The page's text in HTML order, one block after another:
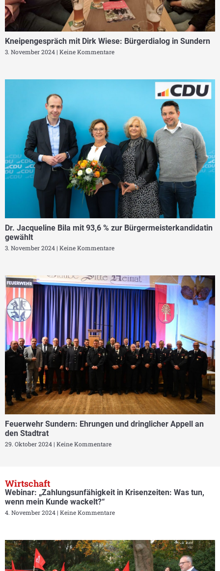
Kneipengespräch mit Dirk Wiese: Bürgerdialog in Sundern
3. November 2024 Keine Kommentare
Dr. Jacqueline Bila mit 93,6 % zur Bürgermeisterkandidatin
gewählt
3. November 2024 Keine Kommentare
Feuerwehr Sundern: Ehrungen und dringlicher Appell an
den Stadtrat
29. Oktober 2024 Keine Kommentare
Wirtschaft
Webinar: „Zahlungsunfähigkeit in Krisenzeiten: Was tun,
wenn mein Kunde wackelt?“
4. November 2024 Keine Kommentare